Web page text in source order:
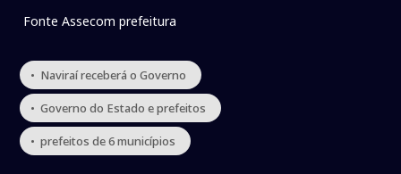
Fonte Assecom prefeitura
• Naviraí receberá o Governo
• Governo do Estado e prefeitos
• prefeitos de 6 municípios